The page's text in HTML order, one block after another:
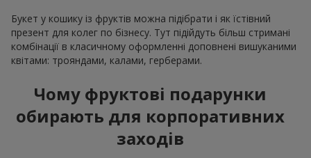
Букет у кошику із фруктів можна підібрати і як їстівний
презент для колег по бізнесу. Тут підійдуть більш стримані
комбінації в класичному оформленні доповнені вишуканими
квітами: трояндами, калами, герберами.
Чому фруктові подарунки
обирають для корпоративних
заходів